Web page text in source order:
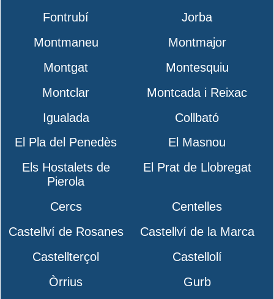
Fontrubí
Jorba
Montmaneu
Montmajor
Montgat
Montesquiu
Montclar
Montcada i Reixac
Igualada
Collbató
El Pla del Penedès
El Masnou
Els Hostalets de
Pierola
El Prat de Llobregat
Cercs
Centelles
Castellví de Rosanes
Castellví de la Marca
Castellterçol
Castellolí
Òrrius
Gurb